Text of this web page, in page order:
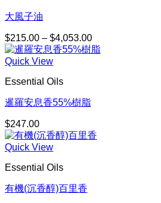
大風子油
$215.00 – $4,053.00價
格
Quick View
Essential Oils
暹羅安息香55%樹脂
$247.00
Quick View
Essential Oils
有機(沉香醇)百里香